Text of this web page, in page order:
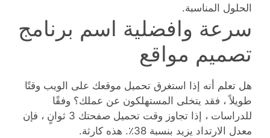
الحلول المناسبة.
سرعة وافضلية اسم برنامج
تصميم مواقع
هل تعلم أنه إذا استغرق تحميل موقعك على الويب وقتًا
طويلاً ، فقد يتخلى المستهلكون عن عملك؟ وفقًا
للدراسات ، إذا تجاوز وقت تحميل صفحتك 3 ثوانٍ ، فإن
معدل الارتداد يزيد بنسبة 38٪. هذه كارثة.